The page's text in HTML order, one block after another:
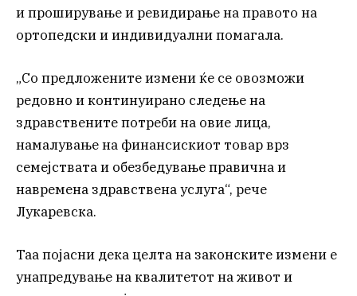
и проширување и ревидирање на правото на
ортопедски и индивидуални помагала.
„Со предложените измени ќе се овозможи
редовно и континуирано следење на
здравствените потреби на овие лица,
намалување на финансискиот товар врз
семејствата и обезбедување правична и
навремена здравствена услуга“, рече
Лукаревска.
Таа појасни дека целта на законските измени е
унапредување на квалитетот на живот и